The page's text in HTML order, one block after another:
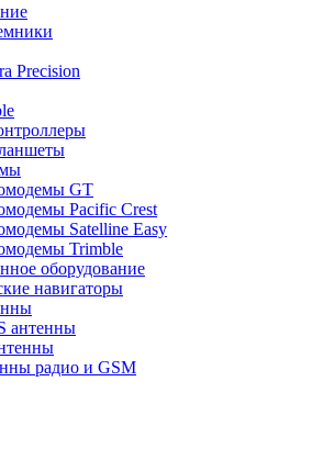
Precision
GT
Pacific Crest
Satelline Easy
Trimble
оборудование
навигаторы
антенны
радио и GSM